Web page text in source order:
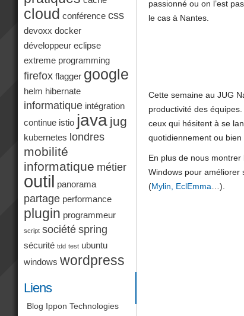
passionné ou on l’est
le cas à Nantes.
Cette semaine au JUG
productivité des
ceux qui hésitent à se
quotidiennement ou
En plus de nous
Windows pour améliorer
(Mylin, EclEmma …).
cloud conférence css
devoxx docker
développeur eclipse
extreme programming
firefox flagger google
helm hibernate
informatique intégration
continue istio java jug
kubernetes londres
mobilité
informatique métier
outil panorama
partage performance
plugin programmeur
script société spring
sécurité tdd test ubuntu
windows wordpress
Liens
Blog Ippon Technologies